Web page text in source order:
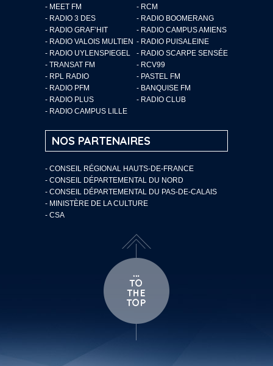
- MEET FM
- RCM
- RADIO 3 DES
- RADIO BOOMERANG
- RADIO GRAF’HIT
- RADIO CAMPUS AMIENS
- RADIO VALOIS MULTIEN - RADIO PUISALEINE
- RADIO UYLENSPIEGEL
- RADIO SCARPE SENSÉE
- TRANSAT FM
- RCV99
- RPL RADIO
- PASTEL FM
- RADIO PFM
- BANQUISE FM
- RADIO PLUS
- RADIO CLUB
- RADIO CAMPUS LILLE
NOS PARTENAIRES
- CONSEIL RÉGIONAL HAUTS-DE-FRANCE
- CONSEIL DÉPARTEMENTAL DU NORD
- CONSEIL DÉPARTEMENTAL DU PAS-DE-CALAIS
- MINISTÈRE DE LA CULTURE
- CSA